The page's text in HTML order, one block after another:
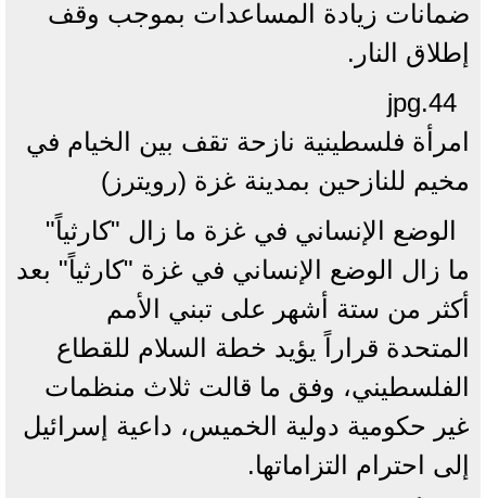
ضمانات زيادة ​المساعدات بموجب وقف
إطلاق النار.
44.jpg
امرأة فلسطينية نازحة تقف بين الخيام في
مخيم للنازحين بمدينة غزة (رويترز)
الوضع الإنساني في غزة ما زال "كارثياً"
ما زال الوضع الإنساني في غزة "كارثياً" بعد
أكثر من ستة أشهر على تبني الأمم
المتحدة قراراً يؤيد خطة السلام للقطاع
الفلسطيني، وفق ما قالت ثلاث منظمات
غير حكومية دولية الخميس، داعية إسرائيل
إلى احترام التزاماتها.